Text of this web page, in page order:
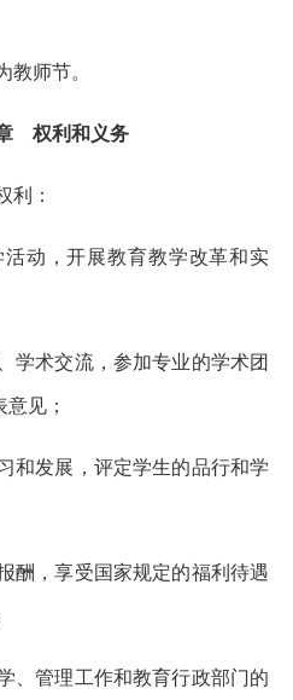
师节。
权利和义务
：
动，开展教育教学改革和实
术交流，参加专业的学术团
见；
发展，评定学生的品行和学
，享受国家规定的福利待遇
管理工作和教育行政部门的